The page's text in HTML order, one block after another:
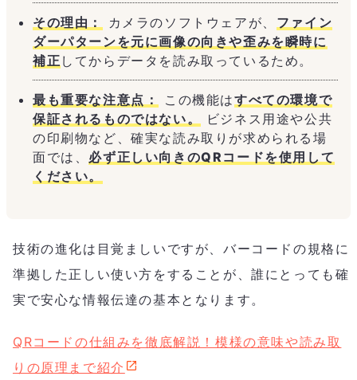
その理由： カメラのソフトウェアが、 ファイン
ダーパターンを元に画像の向きや歪みを瞬時に
補正 してからデータを読み取っているため。
最も重要な注意点： この機能はすべての環境で
保証されるものではない。
ビジネス用途や公共
の印刷物など、確実な読み取りが求められる場
面では、 必ず正しい向きのQRコードを使用して
ください。
技術の進化は目覚ましいですが、バーコードの規格に
準拠した正しい使い方をすることが、誰にとっても確
実で安心な情報伝達の基本となります。
QRコードの仕組みを徹底解説！模様の意味や読み取
りの原理まで紹介